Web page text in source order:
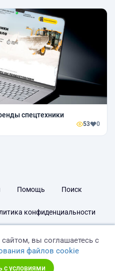
спецтехники
53 0
Помощь Поиск
конфиденциальности
вы соглашаетесь с
файлов cookie
с условиями